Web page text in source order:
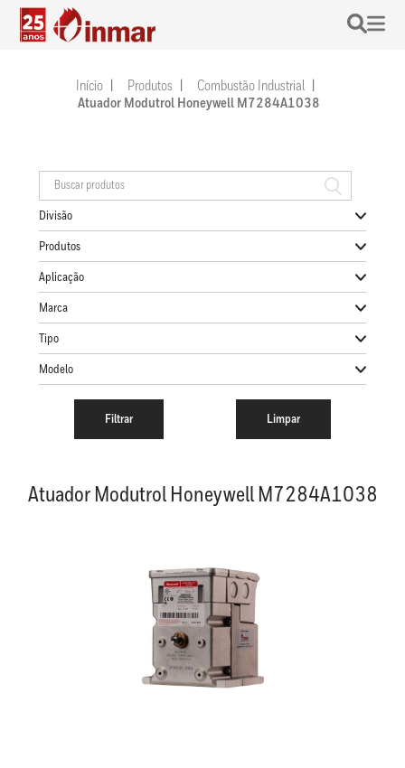
Início Produtos
Combustão Industrial
Atuador Modutrol Honeywell M7284A1038
Divisão
Produtos
Aplicação
Marca
Tipo
Modelo
Atuador Modutrol Honeywell M7284A1038